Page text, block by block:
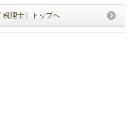
税理士〕トップへ